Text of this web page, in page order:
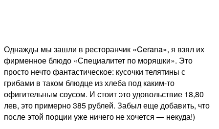
Однажды мы зашли в ресторанчик «Cerana», я взял их
фирменное блюдо «Специалитет по моряшки». Это
просто нечто фантастическое: кусочки телятины с
грибами в таком блюдце из хлеба под каким-то
офигительным соусом. И стоит это удовольствие 18,80
лев, это примерно 385 рублей. Забыл еще добавить, что
после этой порции уже ничего не хочется — некуда!)